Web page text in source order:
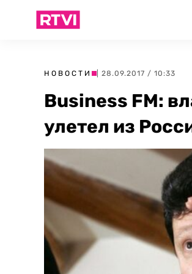
НОВОСТИ | 28.09.2017 / 10:33
Business FM:
улетел из